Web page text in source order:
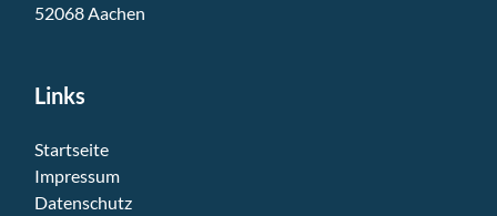
52068 Aachen
Links
Startseite
Impressum
Datenschutz